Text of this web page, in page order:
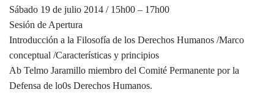
Sábado 19 de julio 2014 / 15h00 – 17h00
Sesión de Apertura
Introducción a la Filosofía de los Derechos Humanos /Marco
conceptual /Características y principios
Ab Telmo Jaramillo miembro del Comité Permanente por la
Defensa de lo0s Derechos Humanos.